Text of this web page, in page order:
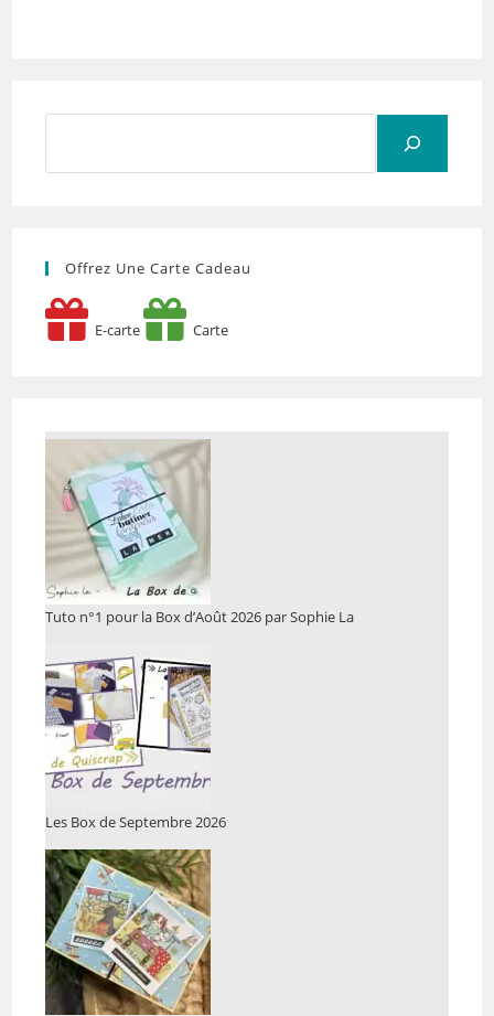
Offrez Une Carte Cadeau
E-carte Carte
Tuto n°1 pour la Box d’Août 2026 par Sophie La
Les Box de Septembre 2026